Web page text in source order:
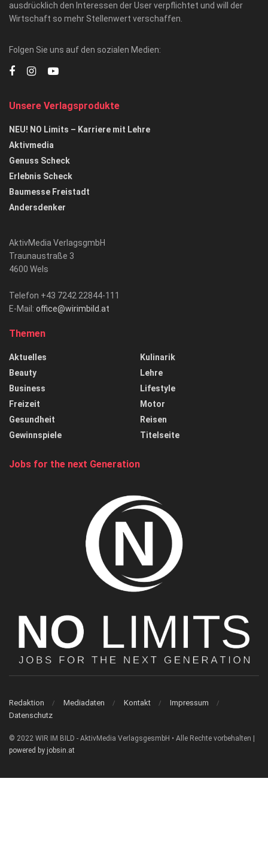
ausdrücklich den Interessen der User verpflichtet und will der
Wirtschaft so mehr Stellenwert verschaffen.
Folgen Sie uns auf den sozialen Medien:
Unsere Verlagsprodukte
NEU! NO Limits – Karriere mit Lehre
Aktivmedia
Genuss Scheck
Erlebnis Scheck
Baumesse Freistadt
Andersdenker
AktivMedia VerlagsgmbH
Traunaustraße 3
4600 Wels
Telefon +43 7242 22844-111
E-Mail: office@wirimbild.at
Themen
Aktuelles
Beauty
Business
Freizeit
Gesundheit
Gewinnspiele
Kulinarik
Lehre
Lifestyle
Motor
Reisen
Titelseite
Jobs for the next Generation
Redaktion Mediadaten Kontakt
Impressum
Datenschutz
© 2022 WIR IM BILD - AktivMedia VerlagsgesmbH • Alle Rechte vorbehalten |
powered by jobsin.at